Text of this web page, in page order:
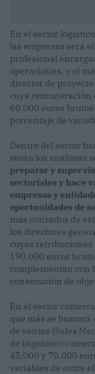
En el sector
las empresas será
profesional
operaciones, y el
director de
cuya remuneración
60.000 euros
porcentaje de
Dentro del sector
serán los analistas
preparar y
sectoriales y hace
empresas y
oportunidades de
más cotizados de
los directores
cuyas retribuciones
190.000 euros
complementan con
consecución de
En el sector
que más se
de ventas (Sales
de ingeniero
45.000 y 70.000
variables de entre